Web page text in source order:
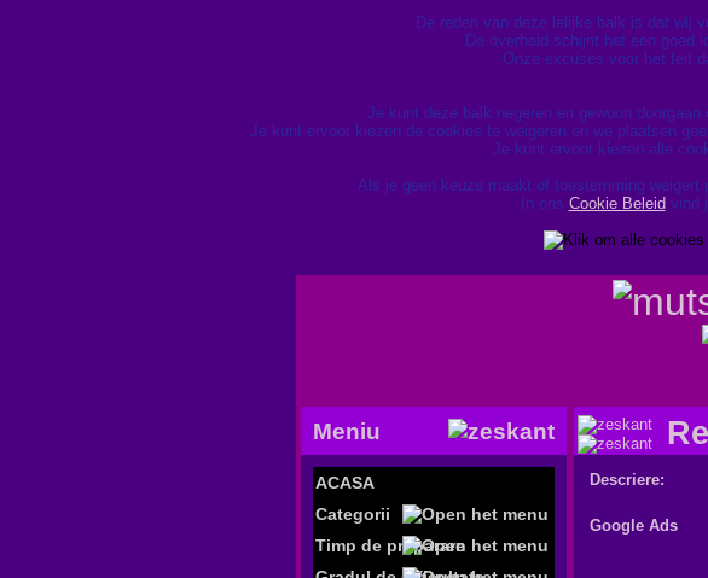
De reden van deze lelijke balk is dat wij
De overheid schijnt het een goed
Onze excuses voor het feit
Je kunt deze balk negeren en gewoon
Je kunt ervoor kiezen de cookies te weigeren en we plaatsen
Je kunt ervoor kiezen alle
Als je geen keuze maakt of toestemming weigert
In ons Cookie Beleid vind
Meniu
ACASA
Categorii
Timp de preparare
Descriere:
Google Ads